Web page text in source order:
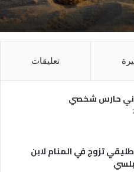
تعليقات
حارس شخصي
تزوج في المنام لابن